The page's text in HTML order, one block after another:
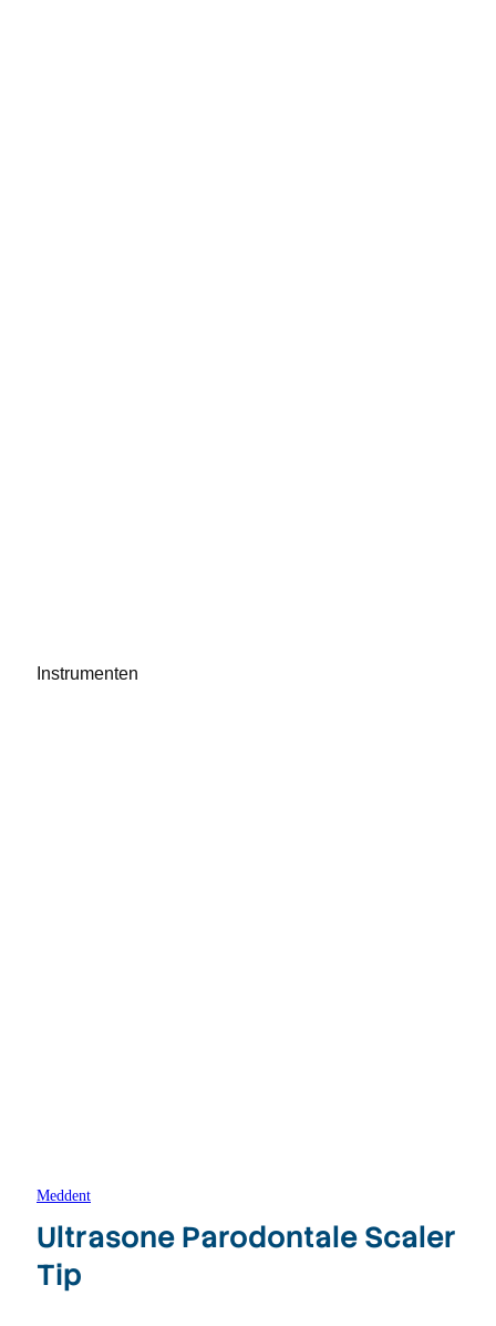
Instrumenten
Meddent
Ultrasone Parodontale Scaler
Tip